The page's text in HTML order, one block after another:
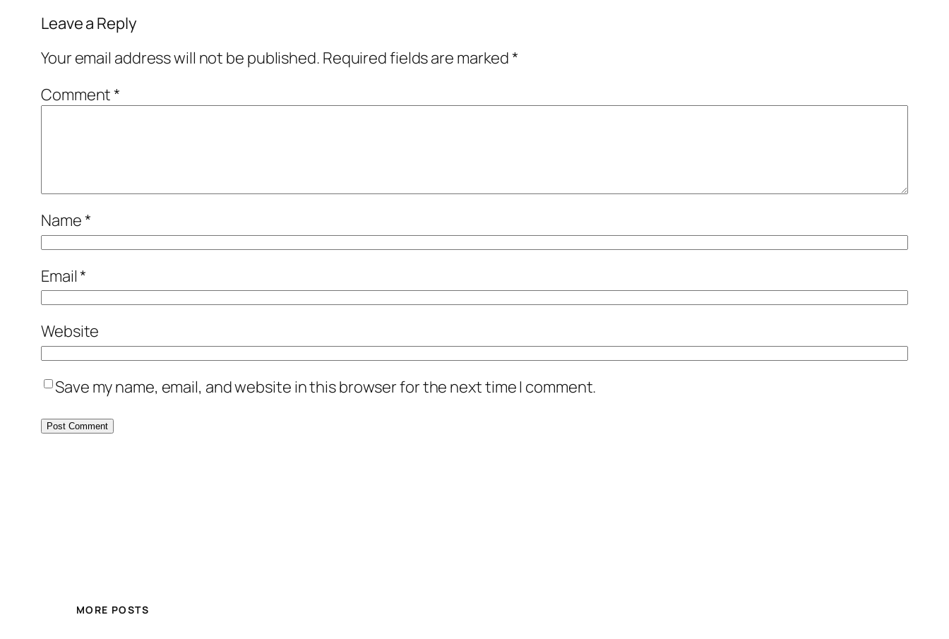
Leave a Reply
Your email address will not be published. Required fields are marked*
Comment*
Name*
Email*
Website
Save my name, email, and website in this browser for the next time I comment.
MORE POSTS